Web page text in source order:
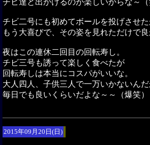
チビ達と出かけるのが楽しいからな～
チビ二号にも初めてボールを投げさせ
もう大喜びで、その姿を見れただけで
夜はこの連休二回目の回転寿し。
チビ三号も誘って楽しく食べたが
回転寿しは本当にコスパがいいな。
大人四人、子供三人で一万いかないん
毎日でも良いくらいだよな～～（爆笑）
2015年09月20日(日)